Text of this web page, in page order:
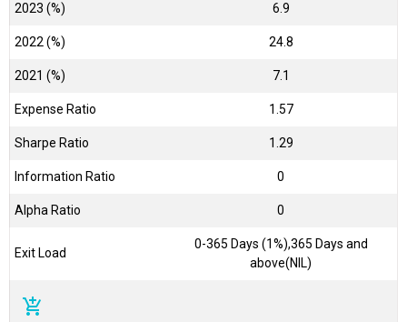
2023 (%) 6.9
2022 (%) 24.8
2021 (%) 7.1
Expense Ratio 1.57
Sharpe Ratio 1.29
Information Ratio 0
Alpha Ratio 0
Exit Load
0-365 Days (1%),365 Days and
above(NIL)
add_shopping_cart